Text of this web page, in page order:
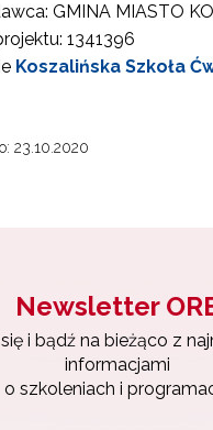
GMINA MIASTO
1341396
Koszalińska Szkoła
23.10.2020
Newsletter
i bądź na bieżąco z
informacjami
o szkoleniach i